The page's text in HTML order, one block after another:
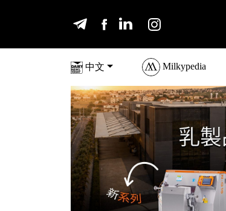
中文 Milkypedia